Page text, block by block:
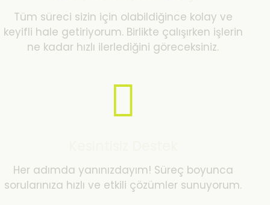
Tüm süreci sizin için olabildiğince kolay ve
keyifli hale getiriyorum. Birlikte çalışırken işlerin
ne kadar hızlı ilerlediğini göreceksiniz.
Her adımda yanınızdayım! Süreç boyunca
sorularınıza hızlı ve etkili çözümler sunuyorum.